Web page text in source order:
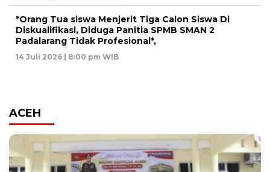
*Orang Tua siswa Menjerit Tiga Calon Siswa Di
Diskualifikasi, Diduga Panitia SPMB SMAN 2
Padalarang Tidak Profesional*,
14 Juli 2026 | 8:00 pm WIB
ACEH